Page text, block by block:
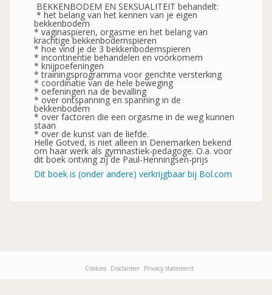
BEKKENBODEM EN SEKSUALITEIT behandelt:
* het belang van het kennen van je eigen
bekkenbodem
* vaginaspieren, orgasme en het belang van
krachtige bekkenbodemspieren
* hoe vind je de 3 bekkenbodemspieren
* incontinentie behandelen en voorkomem
* knijpoefeningen
* trainingsprogramma voor gerichte versterking
* coordinatie van de hele beweging
* oefeningen na de bevalling
* over ontspanning en spanning in de
bekkenbodem
* over factoren die een orgasme in de weg kunnen
staan
* over de kunst van de liefde.
Helle Gotved, is niet alleen in Denemarken bekend
om haar werk als gymnastiek-pedagoge. O.a. voor
dit boek ontving zij de Paul-Henningsen-prijs
Dit boek is (onder andere) verkrijgbaar bij Bol.com
Cookies Disclaimer Privacy statement